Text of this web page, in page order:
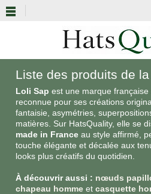
Liste des produits de
Loli Sap est une marque française
reconnue pour ses créations
fantaisie, asymétries,
matières. Sur HatsQuality, elle se
made in France au style affirmé,
touche élégante et décalée aux
looks plus créatifs du quotidien.
À découvrir aussi : nœuds
chapeau homme et casquette